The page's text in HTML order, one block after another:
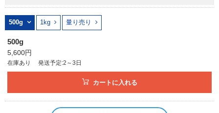
化学式で検索
CAS番号で検索
カテゴリで検索する
500g 1kg 量り売り
500g
5,600円
在庫あり 発送予定:2～3日
カートに入れる